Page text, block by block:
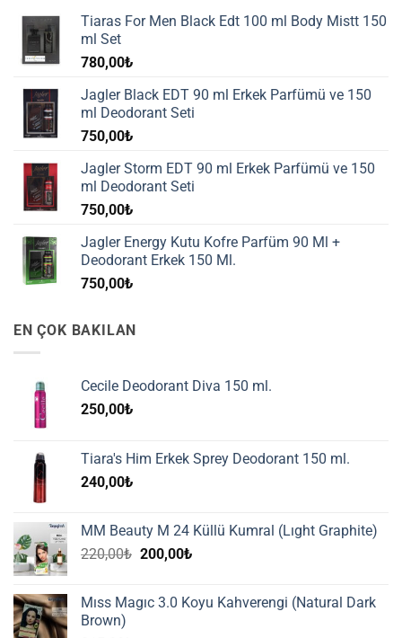
Tiaras For Men Black Edt 100 ml Body Mistt 150
ml Set
780,00₺
Jagler Black EDT 90 ml Erkek Parfümü ve 150
ml Deodorant Seti
750,00₺
Jagler Storm EDT 90 ml Erkek Parfümü ve 150
ml Deodorant Seti
750,00₺
Jagler Energy Kutu Kofre Parfüm 90 Ml +
Deodorant Erkek 150 Ml.
750,00₺
EN ÇOK BAKILAN
Cecile Deodorant Diva 150 ml.
250,00₺
Tiara's Him Erkek Sprey Deodorant 150 ml.
240,00₺
MM Beauty M 24 Küllü Kumral (Lıght Graphite)
220,00₺ Orijinal
200,00₺Şu
200,00₺.
Mıss Magıc 3.0 Koyu Kahverengi (Natural Dark
Brown)